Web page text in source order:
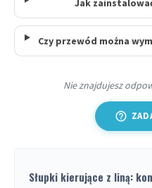
Jak
Czy przewód można
Nie znajdujesz
help_outline
Słupki kierujące z liną: